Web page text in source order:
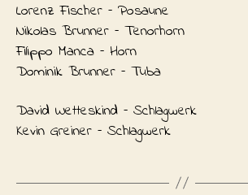
Lorenz Fischer – Posaune
Nikolas Brunner – Tenorhorn
Filippo Manca – Horn
Dominik Brunner – Tuba
David Wetteskind – Schlagwerk
Kevin Greiner – Schlagwerk